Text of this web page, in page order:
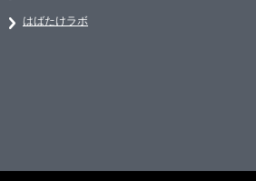
はばたけラボ